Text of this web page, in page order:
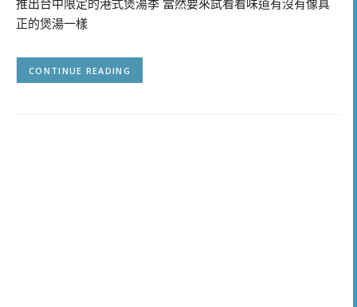
推出台中限定的港式煲湯季 當然要來試看看味道有沒有像真
正的煲湯一樣
CONTINUE READING